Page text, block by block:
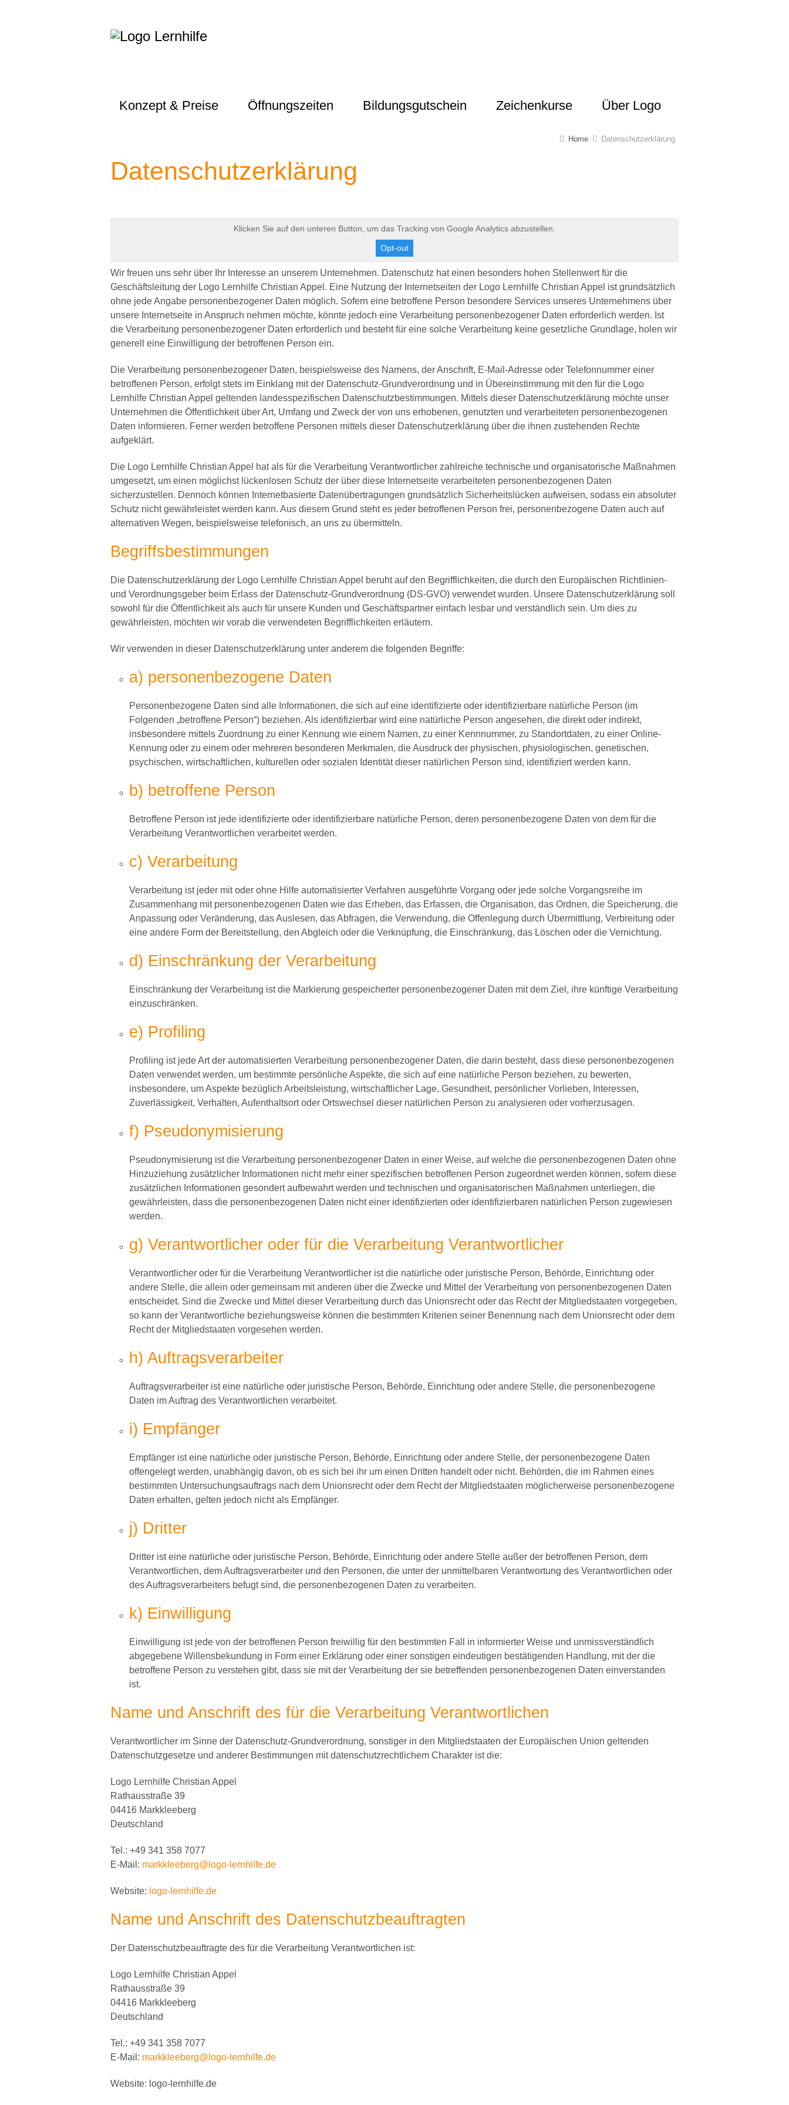
Konzept & Preise Öffnungszeiten Bildungsgutschein Zeichenkurse Über Logo
Home Datenschutzerklärung
Datenschutzerklärung
Klicken Sie auf den unteren Button, um das Tracking von Google Analytics abzustellen.
Opt-out
Wir freuen uns sehr über Ihr Interesse an unserem Unternehmen. Datenschutz hat einen besonders hohen Stellenwert für die
Geschäftsleitung der Logo Lernhilfe Christian Appel. Eine Nutzung der Internetseiten der Logo Lernhilfe Christian Appel ist grundsätzlich
ohne jede Angabe personenbezogener Daten möglich. Sofern eine betroffene Person besondere Services unseres Unternehmens über
unsere Internetseite in Anspruch nehmen möchte, könnte jedoch eine Verarbeitung personenbezogener Daten erforderlich werden. Ist
die Verarbeitung personenbezogener Daten erforderlich und besteht für eine solche Verarbeitung keine gesetzliche Grundlage, holen wir
generell eine Einwilligung der betroffenen Person ein.
Die Verarbeitung personenbezogener Daten, beispielsweise des Namens, der Anschrift, E-Mail-Adresse oder Telefonnummer einer
betroffenen Person, erfolgt stets im Einklang mit der Datenschutz-Grundverordnung und in Übereinstimmung mit den für die Logo
Lernhilfe Christian Appel geltenden landesspezifischen Datenschutzbestimmungen. Mittels dieser Datenschutzerklärung möchte unser
Unternehmen die Öffentlichkeit über Art, Umfang und Zweck der von uns erhobenen, genutzten und verarbeiteten personenbezogenen
Daten informieren. Ferner werden betroffene Personen mittels dieser Datenschutzerklärung über die ihnen zustehenden Rechte
aufgeklärt.
Die Logo Lernhilfe Christian Appel hat als für die Verarbeitung Verantwortlicher zahlreiche technische und organisatorische Maßnahmen
umgesetzt, um einen möglichst lückenlosen Schutz der über diese Internetseite verarbeiteten personenbezogenen Daten
sicherzustellen. Dennoch können Internetbasierte Datenübertragungen grundsätzlich Sicherheitslücken aufweisen, sodass ein absoluter
Schutz nicht gewährleistet werden kann. Aus diesem Grund steht es jeder betroffenen Person frei, personenbezogene Daten auch auf
alternativen Wegen, beispielsweise telefonisch, an uns zu übermitteln.
Begriffsbestimmungen
Die Datenschutzerklärung der Logo Lernhilfe Christian Appel beruht auf den Begrifflichkeiten, die durch den Europäischen Richtlinien-
und Verordnungsgeber beim Erlass der Datenschutz-Grundverordnung (DS-GVO) verwendet wurden. Unsere Datenschutzerklärung soll
sowohl für die Öffentlichkeit als auch für unsere Kunden und Geschäftspartner einfach lesbar und verständlich sein. Um dies zu
gewährleisten, möchten wir vorab die verwendeten Begrifflichkeiten erläutern.
Wir verwenden in dieser Datenschutzerklärung unter anderem die folgenden Begriffe:
a) personenbezogene Daten
Personenbezogene Daten sind alle Informationen, die sich auf eine identifizierte oder identifizierbare natürliche Person (im
Folgenden „betroffene Person“) beziehen. Als identifizierbar wird eine natürliche Person angesehen, die direkt oder indirekt,
insbesondere mittels Zuordnung zu einer Kennung wie einem Namen, zu einer Kennnummer, zu Standortdaten, zu einer Online-
Kennung oder zu einem oder mehreren besonderen Merkmalen, die Ausdruck der physischen, physiologischen, genetischen,
psychischen, wirtschaftlichen, kulturellen oder sozialen Identität dieser natürlichen Person sind, identifiziert werden kann.
b) betroffene Person
Betroffene Person ist jede identifizierte oder identifizierbare natürliche Person, deren personenbezogene Daten von dem für die
Verarbeitung Verantwortlichen verarbeitet werden.
c) Verarbeitung
Verarbeitung ist jeder mit oder ohne Hilfe automatisierter Verfahren ausgeführte Vorgang oder jede solche Vorgangsreihe im
Zusammenhang mit personenbezogenen Daten wie das Erheben, das Erfassen, die Organisation, das Ordnen, die Speicherung, die
Anpassung oder Veränderung, das Auslesen, das Abfragen, die Verwendung, die Offenlegung durch Übermittlung, Verbreitung oder
eine andere Form der Bereitstellung, den Abgleich oder die Verknüpfung, die Einschränkung, das Löschen oder die Vernichtung.
d) Einschränkung der Verarbeitung
Einschränkung der Verarbeitung ist die Markierung gespeicherter personenbezogener Daten mit dem Ziel, ihre künftige Verarbeitung
einzuschränken.
e) Profiling
Profiling ist jede Art der automatisierten Verarbeitung personenbezogener Daten, die darin besteht, dass diese personenbezogenen
Daten verwendet werden, um bestimmte persönliche Aspekte, die sich auf eine natürliche Person beziehen, zu bewerten,
insbesondere, um Aspekte bezüglich Arbeitsleistung, wirtschaftlicher Lage, Gesundheit, persönlicher Vorlieben, Interessen,
Zuverlässigkeit, Verhalten, Aufenthaltsort oder Ortswechsel dieser natürlichen Person zu analysieren oder vorherzusagen.
f) Pseudonymisierung
Pseudonymisierung ist die Verarbeitung personenbezogener Daten in einer Weise, auf welche die personenbezogenen Daten ohne
Hinzuziehung zusätzlicher Informationen nicht mehr einer spezifischen betroffenen Person zugeordnet werden können, sofern diese
zusätzlichen Informationen gesondert aufbewahrt werden und technischen und organisatorischen Maßnahmen unterliegen, die
gewährleisten, dass die personenbezogenen Daten nicht einer identifizierten oder identifizierbaren natürlichen Person zugewiesen
werden.
g) Verantwortlicher oder für die Verarbeitung Verantwortlicher
Verantwortlicher oder für die Verarbeitung Verantwortlicher ist die natürliche oder juristische Person, Behörde, Einrichtung oder
andere Stelle, die allein oder gemeinsam mit anderen über die Zwecke und Mittel der Verarbeitung von personenbezogenen Daten
entscheidet. Sind die Zwecke und Mittel dieser Verarbeitung durch das Unionsrecht oder das Recht der Mitgliedstaaten vorgegeben,
so kann der Verantwortliche beziehungsweise können die bestimmten Kriterien seiner Benennung nach dem Unionsrecht oder dem
Recht der Mitgliedstaaten vorgesehen werden.
h) Auftragsverarbeiter
Auftragsverarbeiter ist eine natürliche oder juristische Person, Behörde, Einrichtung oder andere Stelle, die personenbezogene
Daten im Auftrag des Verantwortlichen verarbeitet.
i) Empfänger
Empfänger ist eine natürliche oder juristische Person, Behörde, Einrichtung oder andere Stelle, der personenbezogene Daten
offengelegt werden, unabhängig davon, ob es sich bei ihr um einen Dritten handelt oder nicht. Behörden, die im Rahmen eines
bestimmten Untersuchungsauftrags nach dem Unionsrecht oder dem Recht der Mitgliedstaaten möglicherweise personenbezogene
Daten erhalten, gelten jedoch nicht als Empfänger.
j) Dritter
Dritter ist eine natürliche oder juristische Person, Behörde, Einrichtung oder andere Stelle außer der betroffenen Person, dem
Verantwortlichen, dem Auftragsverarbeiter und den Personen, die unter der unmittelbaren Verantwortung des Verantwortlichen oder
des Auftragsverarbeiters befugt sind, die personenbezogenen Daten zu verarbeiten.
k) Einwilligung
Einwilligung ist jede von der betroffenen Person freiwillig für den bestimmten Fall in informierter Weise und unmissverständlich
abgegebene Willensbekundung in Form einer Erklärung oder einer sonstigen eindeutigen bestätigenden Handlung, mit der die
betroffene Person zu verstehen gibt, dass sie mit der Verarbeitung der sie betreffenden personenbezogenen Daten einverstanden
ist.
Name und Anschrift des für die Verarbeitung Verantwortlichen
Verantwortlicher im Sinne der Datenschutz-Grundverordnung, sonstiger in den Mitgliedstaaten der Europäischen Union geltenden
Datenschutzgesetze und anderer Bestimmungen mit datenschutzrechtlichem Charakter ist die:
Logo Lernhilfe Christian Appel
Rathausstraße 39
04416 Markkleeberg
Deutschland
Tel.: +49 341 358 7077
E-Mail: markkleeberg@logo-lernhilfe.de
Website: logo-lernhilfe.de
Name und Anschrift des Datenschutzbeauftragten
Der Datenschutzbeauftragte des für die Verarbeitung Verantwortlichen ist:
Logo Lernhilfe Christian Appel
Rathausstraße 39
04416 Markkleeberg
Deutschland
Tel.: +49 341 358 7077
E-Mail: markkleeberg@logo-lernhilfe.de
Website: logo-lernhilfe.de